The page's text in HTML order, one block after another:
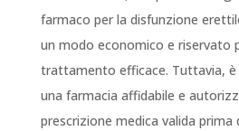
farmaco per la disfunzione
un modo economico e riservato
trattamento efficace. Tuttavia,
una farmacia affidabile e
prescrizione medica valida prima